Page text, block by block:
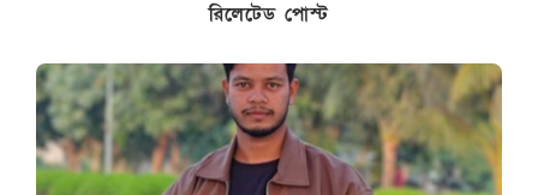
রিলেটেড পোস্ট